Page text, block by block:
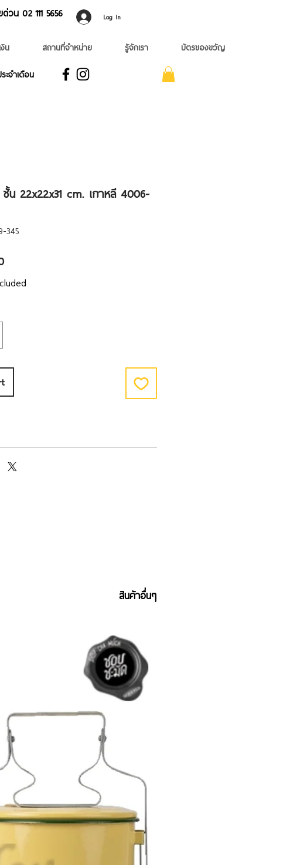
วน 02 ​111 5656 Log In
งิน สถานที่จำหน่าย รู้จักเรา บัตรของขวัญ
ะจำเดือน
น 22x22x31 cm. เกาหลี 4006-
345
Price
สินค้าอื่นๆ